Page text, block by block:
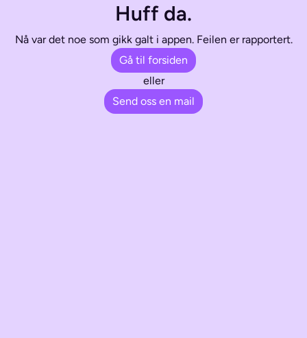
Huff da.
Nå var det noe som gikk galt i appen. Feilen er rapportert.
Gå til forsiden
eller
Send oss en mail